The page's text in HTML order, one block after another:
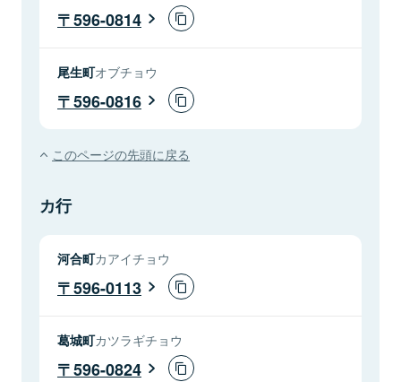
596-0814
尾生町オブチョウ
596-0816
このページの先頭に戻る
カ行
河合町カアイチョウ
596-0113
葛城町カツラギチョウ
596-0824